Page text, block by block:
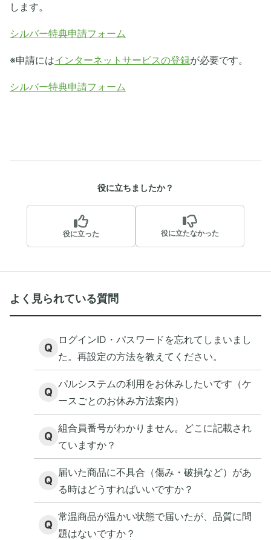
します。
シルバー特典申請フォーム
※申請にはインターネットサービスの登録が必要です。
シルバー特典申請フォーム
役に立ちましたか？
役に立った 役に立たなかった
よく見られている質問
Q
ログインID・パスワードを忘れてしまいまし
た。再設定の方法を教えてください。
Q
パルシステムの利用をお休みしたいです（ケ
ースごとのお休み方法案内）
Q
組合員番号がわかりません。どこに記載され
ていますか？
Q
届いた商品に不具合（傷み・破損など）があ
る時はどうすればいいですか？
Q
常温商品が温かい状態で届いたが、品質に問
題はないですか？